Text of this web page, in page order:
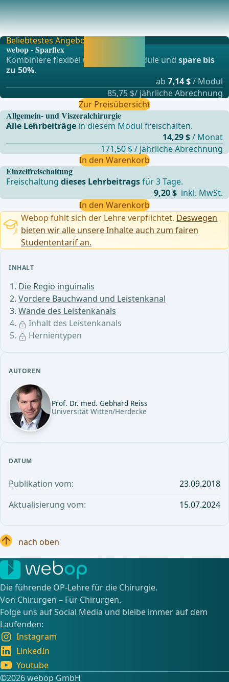
INHALT
Die Regio inguinalis
Vordere Bauchwand und Leistenkanal
Wände des Leistenkanals
Inhalt des Leistenkanals
Hernientypen
AUTOREN
Prof. Dr. med. Gebhard Reiss
Universität Witten/Herdecke
DATUM
Publikation vom:
23.09.2018
Aktualisierung vom:
15.07.2024
Beim Mann beinhaltet der Leistenkanal den Samenstrang
(Funiculus spermaticus) mit dem Ductus defere
Einzelfreischaltung
Freischaltungdieses Lehrbeitragsfür 3 Tage.
9,20 $ inkl. MwSt.
In den Warenkorb
Beliebtestes Angebot
webop - Sparflex
Kombiniere flexibel unsere Lernmodule undspare bis
zu 50%.
ab 7,14 $/ Modul
85,75 $/ jährliche Abrechnung
Zur Preisübersicht
Allgemein- und Viszeralchirurgie
Alle Lehrbeiträge in diesem Modul freischalten.
14,29 $/ Monat
171,50 $ / jährliche Abrechnung
In den Warenkorb
Webop fühlt sich der Lehre verpflichtet. Deswegen
bieten wir alle unsere Inhalte auch zum fairen
Studententarif an.
nach oben
Die führende OP-Lehre für die Chirurgie.
Von Chirurgen – Für Chirurgen.
Folge uns auf Social Media und bleibe immer auf dem
Laufenden:
Instagram
LinkedIn
Youtube
©️2026 webop GmbH